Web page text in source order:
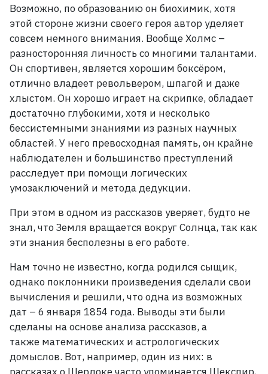
Возможно, по образованию он биохимик, хотя
этой стороне жизни своего героя автор уделяет
совсем немного внимания. Вообще Холмс –
разносторонняя личность со многими талантами.
Он спортивен, является хорошим боксёром,
отлично владеет револьвером, шпагой и даже
хлыстом. Он хорошо играет на скрипке, обладает
достаточно глубокими, хотя и несколько
бессистемными знаниями из разных научных
областей. У него превосходная память, он крайне
наблюдателен и большинство преступлений
расследует при помощи логических
умозаключений и метода дедукции.
При этом в одном из рассказов уверяет, будто не
знал, что Земля вращается вокруг Солнца, так как
эти знания бесполезны в его работе.
Нам точно не известно, когда родился сыщик,
однако поклонники произведения сделали свои
вычисления и решили, что одна из возможных
дат – 6 января 1854 года. Выводы эти были
сделаны на основе анализа рассказов, а
также математических и астрологических
домыслов. Вот, например, один из них: в